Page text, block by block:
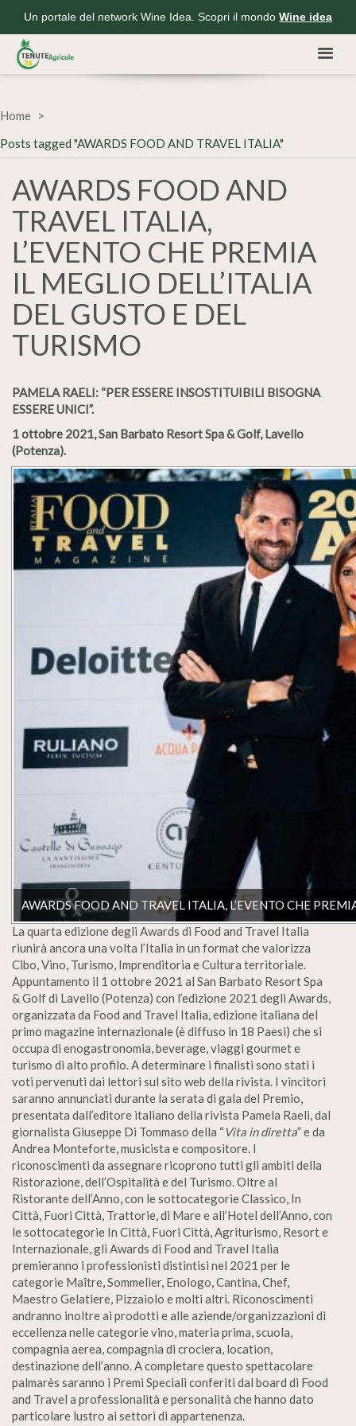
Un portale del network Wine Idea. Scopri il mondo Wine idea
Home
Posts tagged "AWARDS FOOD AND TRAVEL ITALIA"
AWARDS FOOD AND
TRAVEL ITALIA,
L’EVENTO CHE PREMIA
IL MEGLIO DELL’ITALIA
DEL GUSTO E DEL
TURISMO
PAMELA RAELI: “PER ESSERE INSOSTITUIBILI BISOGNA
ESSEREUNICI”.
1 ottobre 2021, San Barbato Resort Spa & Golf, Lavello
(Potenza).
AWARDS FOOD AND TRAVEL ITALIA, L’EVENTO CHE
La quarta edizione degli Awards di Food and Travel Italia
riunirà ancora una volta l’Italia in un format che valorizza
Cibo, Vino, Turismo, Imprenditoria e Cultura territoriale.
Appuntamento il 1 ottobre 2021 al San Barbato Resort Spa
& Golf di Lavello (Potenza) con l’edizione 2021 degli Awards,
organizzata da Food and Travel Italia, edizione italiana del
primo magazine internazionale (è diffuso in 18 Paesi) che si
occupa di enogastronomia, beverage, viaggi gourmet e
turismo di alto profilo. A determinare i finalisti sono stati i
voti pervenuti dai lettori sul sito web della rivista. I vincitori
saranno annunciati durante la serata di gala del Premio,
presentata dall’editore italiano della rivista Pamela Raeli, dal
giornalista Giuseppe Di Tommaso della “ Vita in diretta” e da
Andrea Monteforte, musicista e compositore. I
riconoscimenti da assegnare ricoprono tutti gli ambiti della
Ristorazione, dell’Ospitalità e del Turismo. Oltre al
Ristorante dell’Anno, con le sottocategorie Classico, In
Città, Fuori Città, Trattorie, di Mare e all’Hotel dell’Anno, con
le sottocategorie In Città, Fuori Città, Agriturismo, Resort e
Internazionale, gli Awards di Food and Travel Italia
premieranno i professionisti distintisi nel 2021 per le
categorie Maître, Sommelier, Enologo, Cantina, Chef,
Maestro Gelatiere, Pizzaiolo e molti altri. Riconoscimenti
andranno inoltre ai prodotti e alle aziende/organizzazioni di
eccellenza nelle categorie vino, materia prima, scuola,
compagnia aerea, compagnia di crociera, location,
destinazione dell’anno. A completare questo spettacolare
palmarès saranno i Premi Speciali conferiti dal board di Food
and Travel a professionalità e personalità che hanno dato
particolare lustro ai settori di appartenenza.